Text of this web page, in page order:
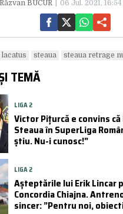
Răzvan BUCUR 06 Jul. 2021, 16:54
steaua steaua retrage
TEMĂ
LIGA 2
Victor Pițurcă e convins
Steaua în SuperLiga
știu. Nu-i cunosc!”
LIGA 2
Așteptările lui Erik Lincar
Concordia Chiajna.
sincer: ”Pentru noi,